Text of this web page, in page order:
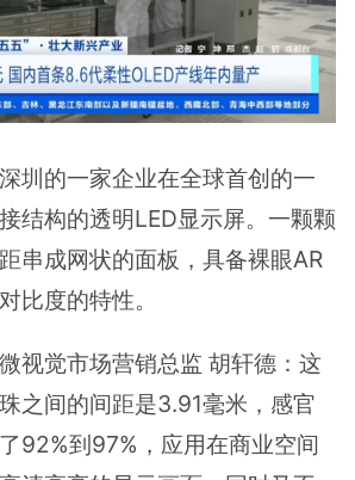
的一家企业在全球首创的一
结构的透明LED显示屏。一颗颗
串成网状的面板，具备裸眼AR
比度的特性。
觉市场营销总监 胡轩德：这
之间的间距是3.91毫米，感官
92%到97%，应用在商业空间